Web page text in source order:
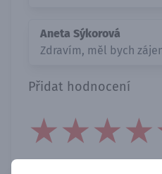
Aneta Sýkorová
Zdravím, měl bych
Přidat hodnocení
★
★★
★★★
★★★★
★★★★